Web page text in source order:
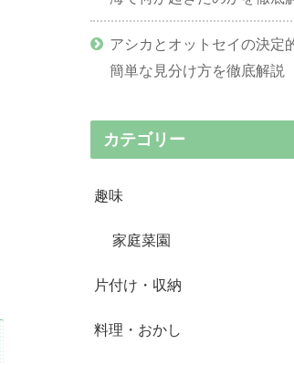
アシカとオットセイの決定
簡単な見分け方を徹底解説
カテゴリー
趣味
家庭菜園
片付け・収納
料理・おかし